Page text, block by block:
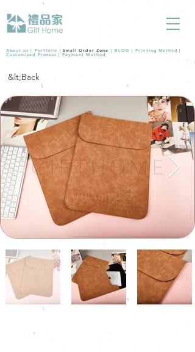
About us | Portfolio | Small Order Zone | BLOG |Printing Method |
Customized Process |Payment Method
&lt;Back